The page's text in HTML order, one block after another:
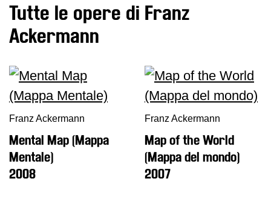
Tutte le opere di Franz
Ackermann
Franz Ackermann
Mental Map (Mappa
Mentale)
2008
Franz Ackermann
Map of the World
(Mappa del mondo)
2007